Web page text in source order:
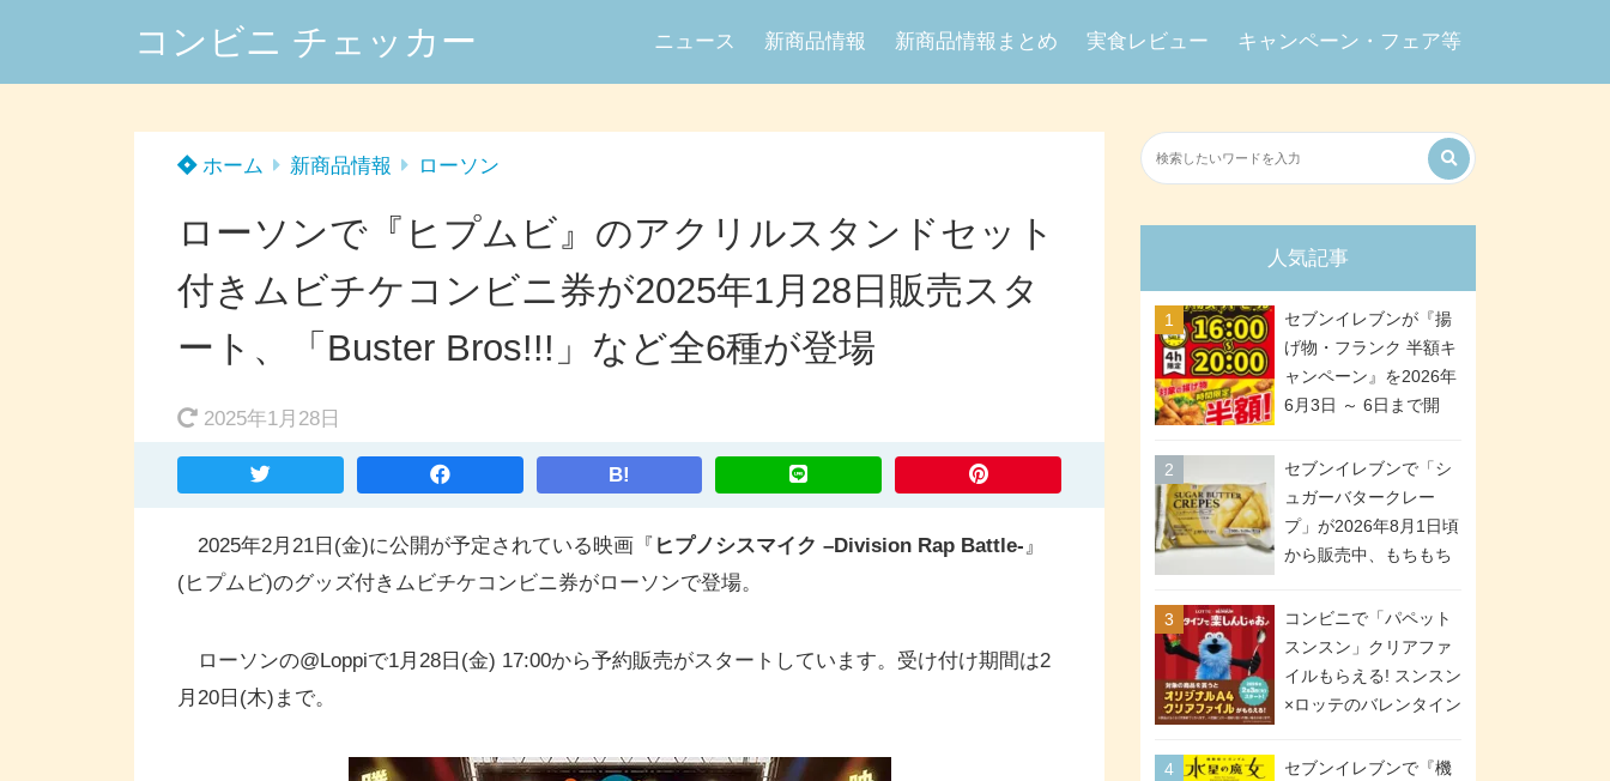
コンビニ チェッカー ニュース 新商品情報 新商品情報まとめ 実食レビュー キャンペーン・フェア等
ホーム 新商品情報 ローソン
ローソンで『ヒプムビ』のアクリルスタンドセット
付きムビチケコンビニ券が2025年1月28日販売スタ
ート、「Buster Bros!!!」など全6種が登場
2025年1月28日
B!
2025年2月21日(金)に公開が予定されている映画『 ヒプノシスマイク –Division Rap Battle-』
(ヒプムビ)のグッズ付きムビチケコンビニ券がローソンで登場。
ローソンの@Loppiで1月28日(金) 17:00から予約販売がスタートしています。受け付け期間は2
月20日(木)まで。
人気記事
セブンイレブンが『揚
げ物・フランク 半額キ
ャンペーン』を2026年
6月3日 ～ 6日まで開
などが「揚げ物スーパ
ーセール」でお得に! 各
日16:00 ～ 20:00の4時
間限定で実施。ななチ
メリカンドッグが税抜
セブンイレブンで「シ
ュガーバタークレー
プ」が2026年8月1日頃
から販売中、もちもち
シュガー＆バターをレ
ンジアップで手軽に楽
しめる冷凍食品。2個入
り
コンビニで「パペット
スンスン」クリアファ
イルもらえる! スンスン
×ロッテのバレンタイン
スタート。セブン、フ
セブンイレブンで『機